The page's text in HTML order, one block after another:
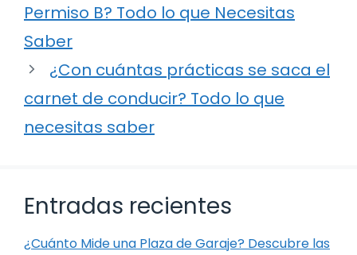
Permiso B? Todo lo que Necesitas
Saber
¿Con cuántas prácticas se saca el
carnet de conducir? Todo lo que
necesitas saber
Entradas recientes
¿Cuánto Mide una Plaza de Garaje? Descubre las